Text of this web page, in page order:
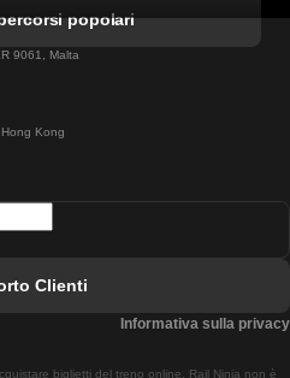
A Lagos
A Madrid
popolari
9061, Malta
Kong
biglietti del treno online. Rail Ninja non è
Clienti
Informativa sulla privacy